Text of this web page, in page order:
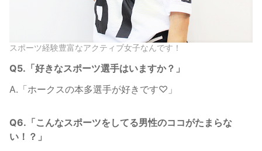
スポーツ経験豊富なアクティブ女子なんです！
Q5.「好きなスポーツ選手はいますか？」
A.「ホークスの本多選手が好きです♡」
Q6.「こんなスポーツをしてる男性のココがたまらな
い！？」